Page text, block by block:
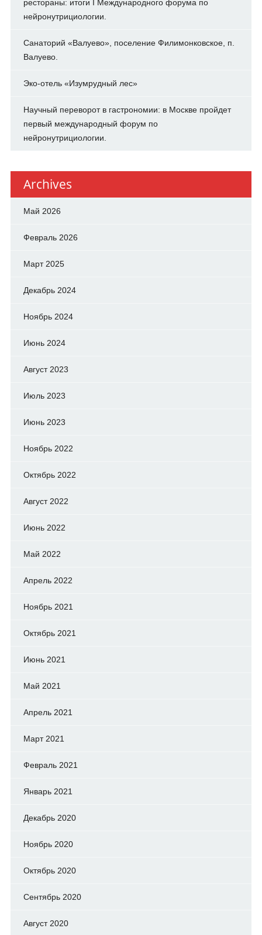
рестораны: итоги I Международного форума по
нейронутрициологии.
Санаторий «Валуево», поселение Филимонковское, п.
Валуево.
Эко-отель «Изумрудный лес»
Научный переворот в гастрономии: в Москве пройдет
первый международный форум по
нейронутрициологии.
Archives
Май 2026
Февраль 2026
Март 2025
Декабрь 2024
Ноябрь 2024
Июнь 2024
Август 2023
Июль 2023
Июнь 2023
Ноябрь 2022
Октябрь 2022
Август 2022
Июнь 2022
Май 2022
Апрель 2022
Ноябрь 2021
Октябрь 2021
Июнь 2021
Май 2021
Апрель 2021
Март 2021
Февраль 2021
Январь 2021
Декабрь 2020
Ноябрь 2020
Октябрь 2020
Сентябрь 2020
Август 2020